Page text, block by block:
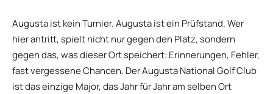
Augusta ist kein Turnier. Augusta ist ein Prüfstand. Wer
hier antritt, spielt nicht nur gegen den Platz, sondern
gegen das, was dieser Ort speichert: Erinnerungen, Fehler,
fast vergessene Chancen. Der Augusta National Golf Club
ist das einzige Major, das Jahr für Jahr am selben Ort